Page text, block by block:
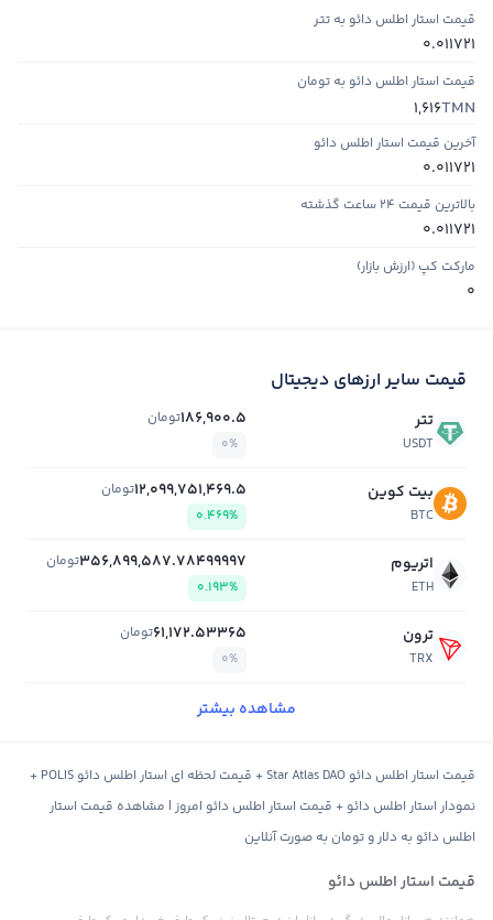
قیمت استار اطلس دائو به تتر
0.011721
قیمت استار اطلس دائو به تومان
TMN
1,616
آخرین قیمت استار اطلس دائو
0.011721
بالاترین قیمت ۲۴ ساعت گذشته
0.011721
مارکت کپ (ارزش بازار)
0
قیمت سایر ارزهای دیجیتال
تتر
USDT
186,900.5تومان
0%
بیت کوین
BTC
12,099,751,469.5تومان
0.469%
اتریوم
ETH
356,899,587.78499997تومان
0.193%
ترون
TRX
61,172.53365تومان
0%
مشاهده بیشتر
قیمت استار اطلس دائو Star Atlas DAO + قیمت لحظه ای استار اطلس دائو POLIS +
نمودار استار اطلس دائو + قیمت استار اطلس دائو امروز | مشاهده قیمت استار
اطلس دائو به دلار و تومان به صورت آنلاین
قیمت استار اطلس دائو